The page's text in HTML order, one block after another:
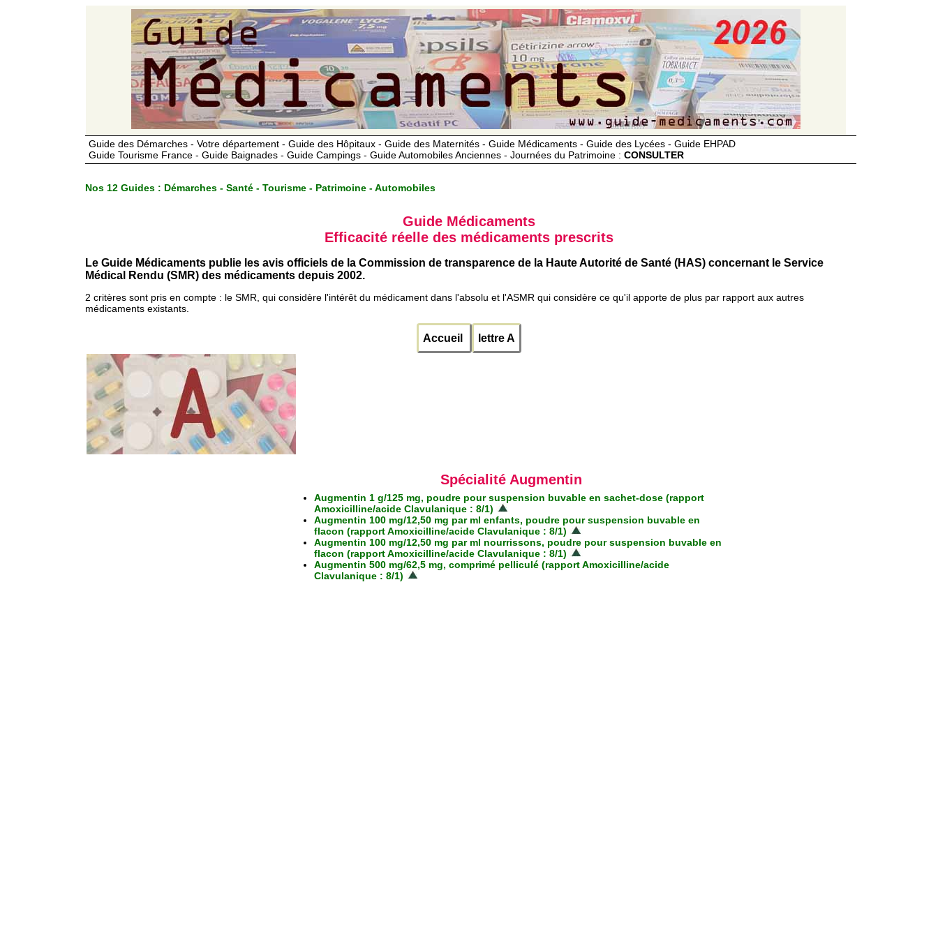
Guide des Démarches - Votre département - Guide des Hôpitaux - Guide des Maternités - Guide Médicaments - Guide des Lycées - Guide EHPAD
Guide Tourisme France - Guide Baignades - Guide Campings - Guide Automobiles Anciennes - Journées du Patrimoine : CONSULTER
Nos 12 Guides : Démarches - Santé - Tourisme - Patrimoine - Automobiles
Guide Médicaments
Efficacité réelle des médicaments prescrits
Le Guide Médicaments publie les avis officiels de la Commission de transparence de la Haute Autorité de Santé (HAS) concernant le Service
Médical Rendu (SMR) des médicaments depuis 2002.
2 critères sont pris en compte : le SMR, qui considère l'intérêt du médicament dans l'absolu et l'ASMR qui considère ce qu'il apporte de plus par rapport aux autres
médicaments existants.
Accueil lettre A
Spécialité Augmentin
Augmentin 1 g/125 mg, poudre pour suspension buvable en sachet-dose (rapport
Amoxicilline/acide Clavulanique : 8/1)
Augmentin 100 mg/12,50 mg par ml enfants, poudre pour suspension buvable en
flacon (rapport Amoxicilline/acide Clavulanique : 8/1)
Augmentin 100 mg/12,50 mg par ml nourrissons, poudre pour suspension buvable en
flacon (rapport Amoxicilline/acide Clavulanique : 8/1)
Augmentin 500 mg/62,5 mg, comprimé pelliculé (rapport Amoxicilline/acide
Clavulanique : 8/1)